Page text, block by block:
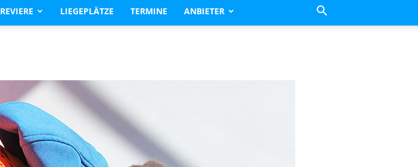
BLAUWASSER.DE
REVIERE LIEGEPLÄTZE TERMINE ANBIETER